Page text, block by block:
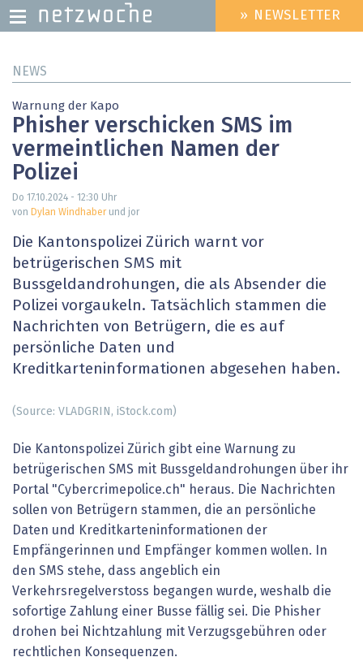
zum
HEADER
MENU
» NEWSLETTER
NEWS
Warnung der Kapo
Phisher verschicken SMS im
vermeintlichen Namen der
Polizei
Do 17.10.2024 - 12:30 Uhr
von Dylan Windhaberund jor
Die Kantonspolizei Zürich warnt vor
betrügerischen SMS mit
Bussgeldandrohungen, die als Absender die
Polizei vorgaukeln. Tatsächlich stammen die
Nachrichten von Betrügern, die es auf
persönliche Daten und
Kreditkarteninformationen abgesehen haben.
(Source: VLADGRIN, iStock.com)
Die Kantonspolizei Zürich gibt eine Warnung zu
betrügerischen SMS mit Bussgeldandrohungen über ihr
Portal "Cybercrimepolice.ch" heraus. Die Nachrichten
sollen von Betrügern stammen, die an persönliche
Daten und Kreditkarteninformationen der
Empfängerinnen und Empfänger kommen wollen. In
den SMS stehe, dass angeblich ein
Verkehrsregelverstoss begangen wurde, weshalb die
sofortige Zahlung einer Busse fällig sei. Die Phisher
drohen bei Nichtzahlung mit Verzugsgebühren oder
rechtlichen Konsequenzen.